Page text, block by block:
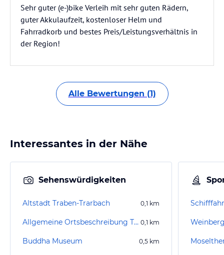
Sehr guter (e-)bike Verleih mit sehr guten Rädern,
guter Akkulaufzeit, kostenloser Helm und
Fahrradkorb und bestes Preis/Leistungsverhältnis in
der Region!
Alle Bewertungen (1)
Interessantes in der Nähe
Sehenswürdigkeiten
Altstadt Traben-Trarbach 0,1 km
Allgemeine Ortsbeschreibung Traben-Trarbach 0,1 km
Buddha Museum 0,5 km